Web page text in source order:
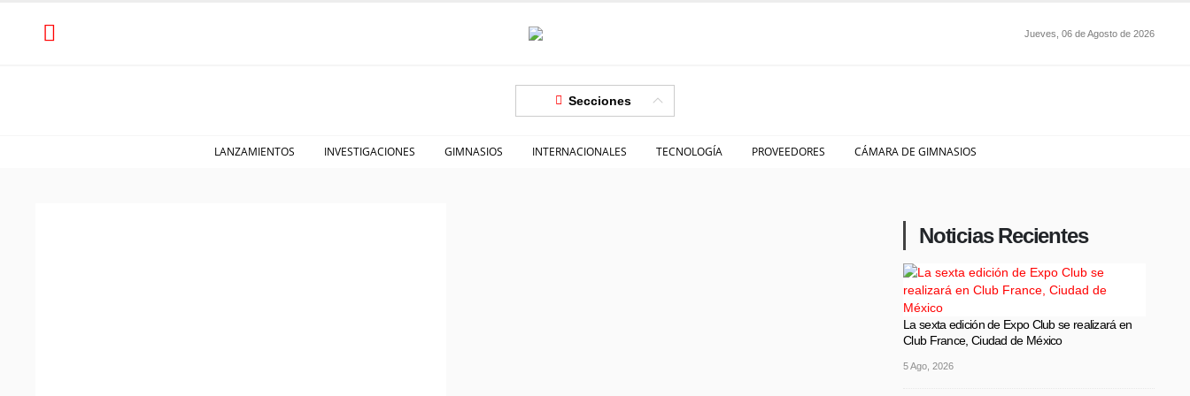
Jueves, 06 de Agosto de 2026
Secciones
LANZAMIENTOS INVESTIGACIONES GIMNASIOS INTERNACIONALES TECNOLOGÍA PROVEEDORES CÁMARA DE GIMNASIOS
Noticias Recientes
La sexta edición de Expo Club se realizará en
Club France, Ciudad de México
5 Ago, 2026